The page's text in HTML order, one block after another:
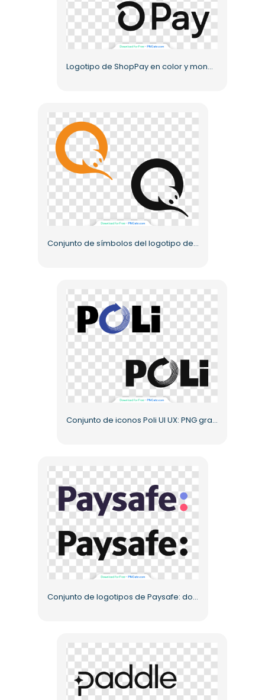
Logotipo de ShopPay en color y monocromo PNG gratis
Conjunto de símbolos del logotipo de Qiwi: PNG gratuito de alta calidad
Conjunto de iconos Poli UI UX: PNG gratis, en color y monocromo
Conjunto de logotipos de Paysafe: dos PNG de color y monocromáticos gratis